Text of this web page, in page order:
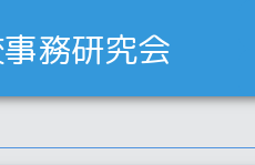
務研究会